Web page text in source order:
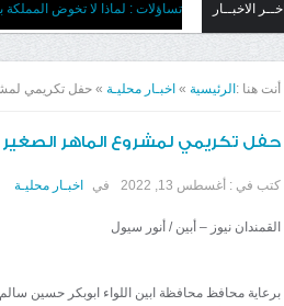
اخــر الاخبــار تساؤلات : لماذا لا تخوض المملكة
أنت هنا : الرئيسية » اخبـار محليـة » حفل تكريمي
حفل تكريمي لمشروع الماهر
كتب في : أغسطس 13, 2022 في اخبـار محليـة
القمندان نيوز – أبين / أنور سيول
برعاية محافظ محافظة ابين اللواء ابوبكر حسين